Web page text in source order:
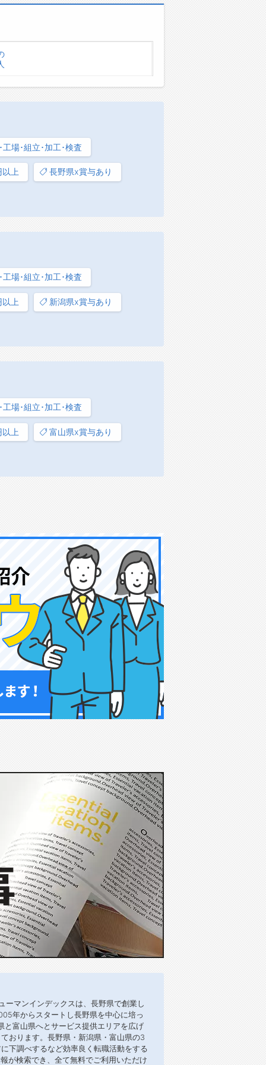
場･組立･加工･検査
以上 長野県x賞与あり
場･組立･加工･検査
上 新潟県x賞与あり
場･組立･加工･検査
上 富山県x賞与あり
ーマンインデックスは、長野県で創業し
年からスタートし長野県を中心に培っ
富山県へとサービス提供エリアを広げ
おります。長野県・新潟県・富山県の3
下調べするなど効率良く転職活動をする
が検索でき、全て無料でご利用いただけ